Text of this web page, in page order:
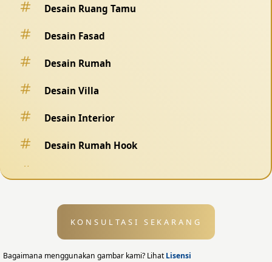
Desain Ruang Tamu
Desain Fasad
Desain Rumah
Desain Villa
Desain Interior
Desain Rumah Hook
Desain Eksterior
Desain Eksterior Rumah
KONSULTASI SEKARANG
Bagaimana menggunakan gambar kami? LihatLisensi